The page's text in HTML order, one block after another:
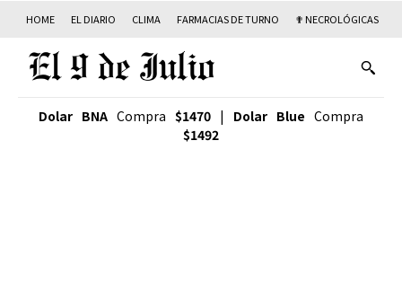
HOME EL DIARIO CLIMA FARMACIAS DE TURNO ✟ NECROLÓGICAS
Dolar BNA Compra $1470 | Dolar Blue Compra
$1492